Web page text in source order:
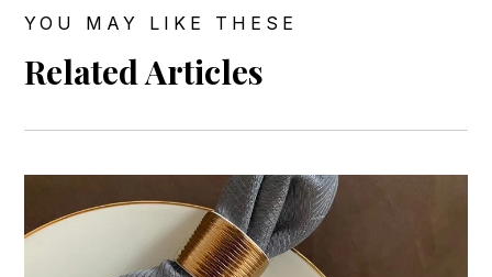
YOU MAY LIKE THESE
Related Articles